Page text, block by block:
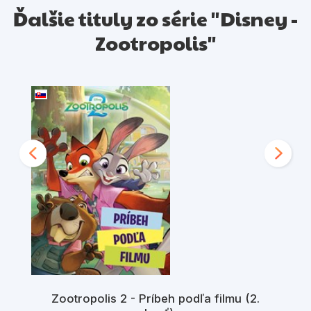
Ďalšie tituly zo série "Disney -
Zootropolis"
Zootropolis 2 - Príbeh podľa filmu (2.